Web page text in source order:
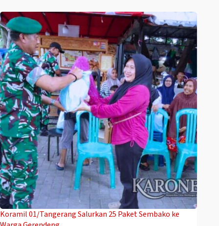
Koramil 01/Tangerang Salurkan 25 Paket Sembako ke